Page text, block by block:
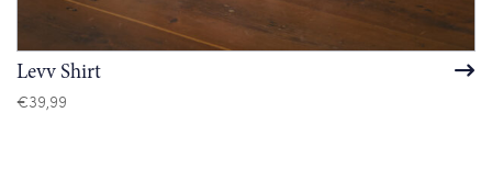
Levv Shirt
€39,99